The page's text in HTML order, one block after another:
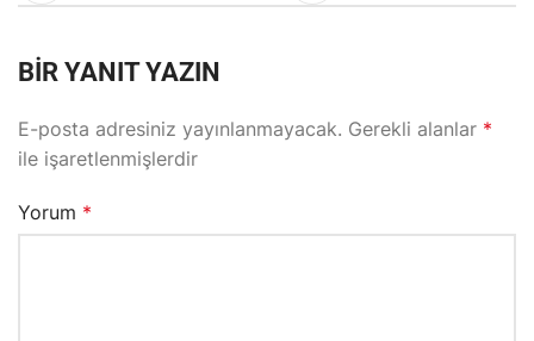
BIR YANIT YAZIN
E-posta adresiniz yayınlanmayacak. Gerekli alanlar *
ile işaretlenmişlerdir
Yorum *